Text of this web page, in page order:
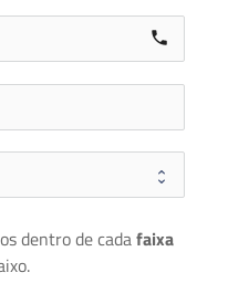
call
dentro de cada faixa